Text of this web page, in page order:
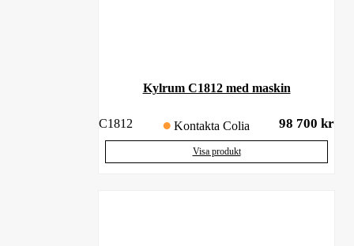
Kylrum C1812 med maskin
C1812 Kontakta Colia 98 700 kr
Visa produkt